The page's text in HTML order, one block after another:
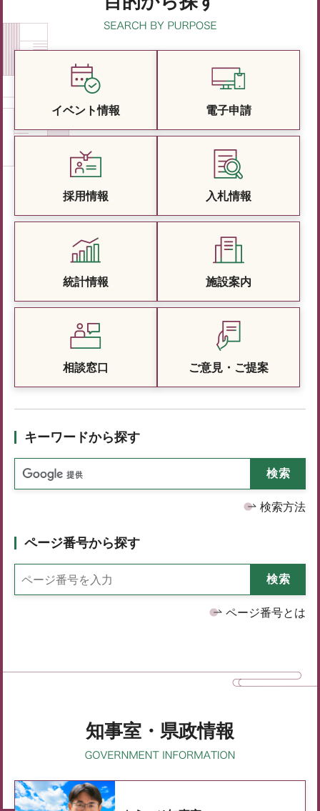
イベント情報 電子申請
採用情報 入札情報
統計情報 施設案内
相談窓口 ご意見・ご提案
キーワードから探す
検索方法
ページ番号から探す
ページ番号とは
知事室・県政情報